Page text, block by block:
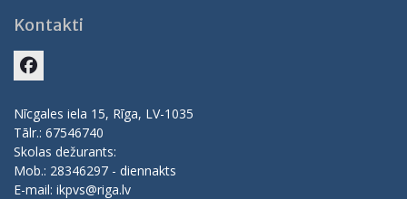
Kontakti
Nīcgales iela 15, Rīga, LV-1035
Tālr.: 67546740
Skolas dežurants:
Mob.: 28346297 - diennakts
E-mail: ikpvs@riga.lv